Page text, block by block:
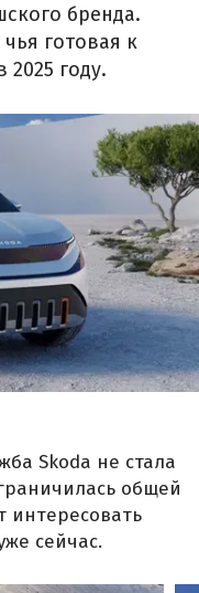
бренда.
готовая к
году.
Skoda не стала
общей
интересовать
сейчас.